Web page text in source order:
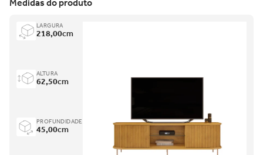
LARGURA
218,00cm
ALTURA
62,50cm
PROFUNDIDADE
45,00cm